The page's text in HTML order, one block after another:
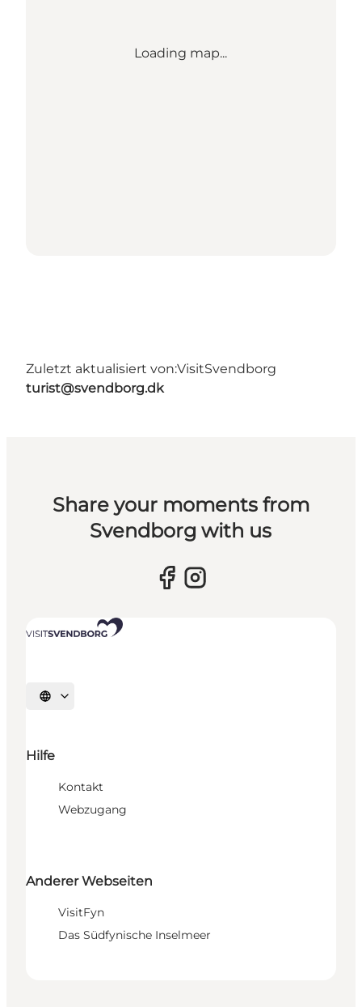
Loading map...
Zuletzt aktualisiert von:VisitSvendborg
turist@svendborg.dk
Share your moments from
Svendborg with us
Sprache auswählen
Hilfe
Kontakt
Webzugang
Anderer Webseiten
VisitFyn
Das Südfynische Inselmeer